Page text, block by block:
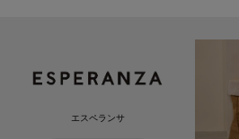
エスペランサ